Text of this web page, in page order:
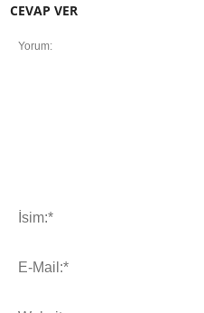
CEVAP VER